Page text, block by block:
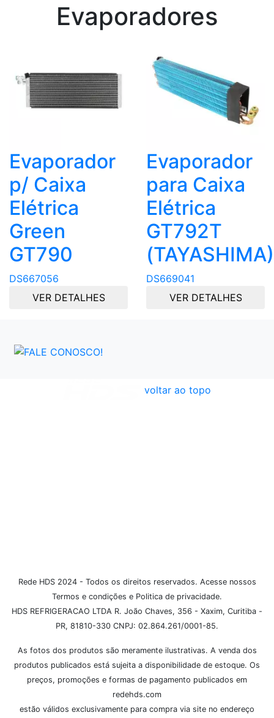
Evaporadores
Evaporador
p/ Caixa
Elétrica
Green
GT790
DS667056
VER DETALHES
Evaporador
para Caixa
Elétrica
GT792T
(TAYASHIMA)
DS669041
VER DETALHES
voltar ao topo
Rede HDS 2024 - Todos os direitos reservados. Acesse nossos
Termos e condições e Politica de privacidade.
HDS REFRIGERACAO LTDA R. João Chaves, 356 - Xaxim, Curitiba -
PR, 81810-330 CNPJ: 02.864.261/0001-85.
As fotos dos produtos são meramente ilustrativas. A venda dos
produtos publicados está sujeita a disponibilidade de estoque. Os
preços, promoções e formas de pagamento publicados em
redehds.com
estão válidos exclusivamente para compra via site no endereço